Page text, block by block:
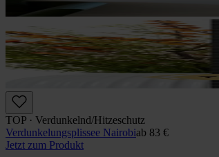
TOP · Verdunkelnd/Hitzeschutz
Verdunkelungs­plissee Nairobiab 83 €
Jetzt zum Produkt